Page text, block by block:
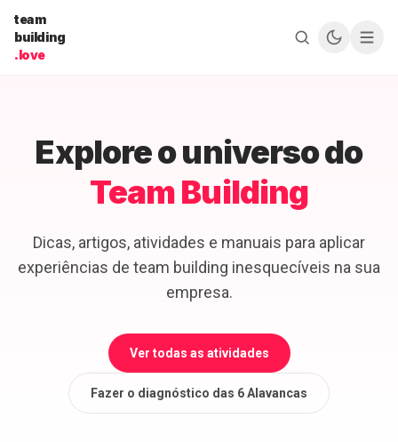
team
building
.love
Explore o universo do
Team Building
Dicas, artigos, atividades e manuais para aplicar
experiências de team building inesquecíveis na sua
empresa.
Ver todas as atividades
Fazer o diagnóstico das 6 Alavancas